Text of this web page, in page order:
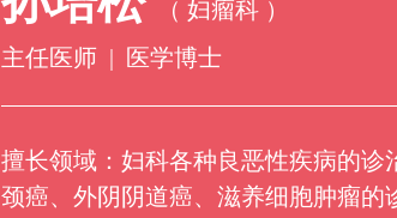
助产护理
（ 妇瘤科 ）
主任医师 | 医学博士
擅长领域：妇科各种良恶性疾病的
颈癌、外阴阴道癌、滋养细胞肿瘤